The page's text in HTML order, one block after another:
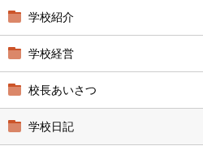
学校紹介
学校経営
校長あいさつ
学校日記